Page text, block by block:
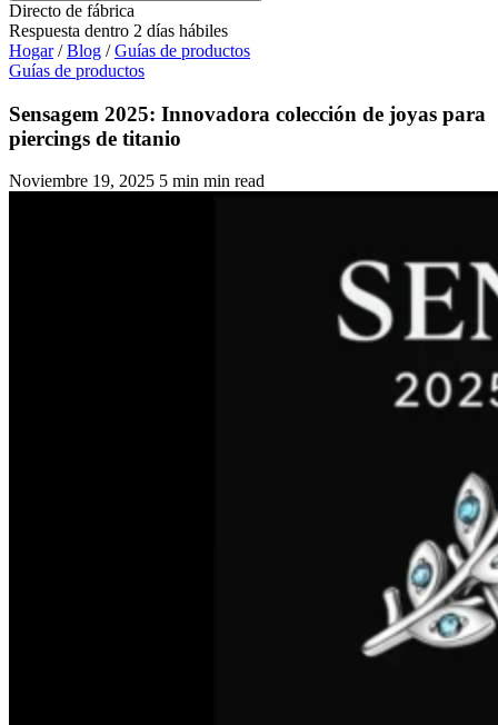
Directo de fábrica
Respuesta dentro 2 días hábiles
Hogar / Blog / Guías de productos
Guías de productos
Sensagem 2025: Innovadora colección de joyas para
piercings de titanio
Noviembre 19, 2025 5 min min read